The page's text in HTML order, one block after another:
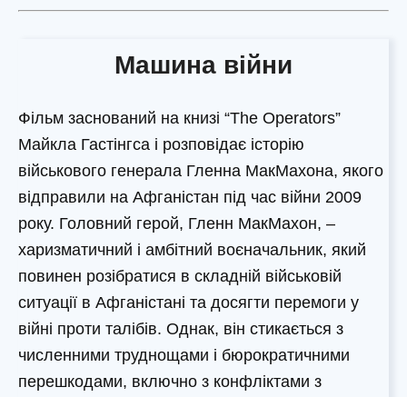
Машина війни
Фільм заснований на книзі “The Operators”
Майкла Гастінгса і розповідає історію
військового генерала Гленна МакМахона, якого
відправили на Афганістан під час війни 2009
року. Головний герой, Гленн МакМахон, –
харизматичний і амбітний воєначальник, який
повинен розібратися в складній військовій
ситуації в Афганістані та досягти перемоги у
війні проти талібів. Однак, він стикається з
численними труднощами і бюрократичними
перешкодами, включно з конфліктами з